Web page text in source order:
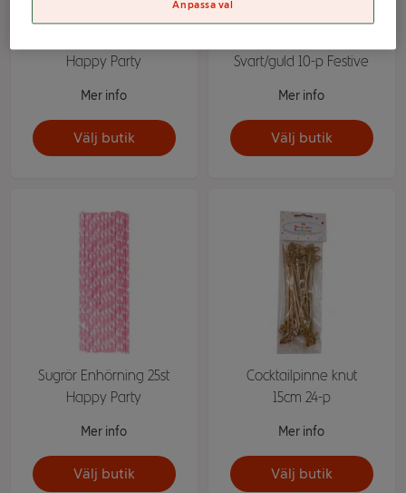
Happy Party
Mer info
Välj butik
Svart/guld 10-p Festive
Mer info
Välj butik
Sugrör Enhörning 25st
Happy Party
Mer info
Välj butik
Cocktailpinne knut
15cm 24-p
Mer info
Välj butik
Anpassa val